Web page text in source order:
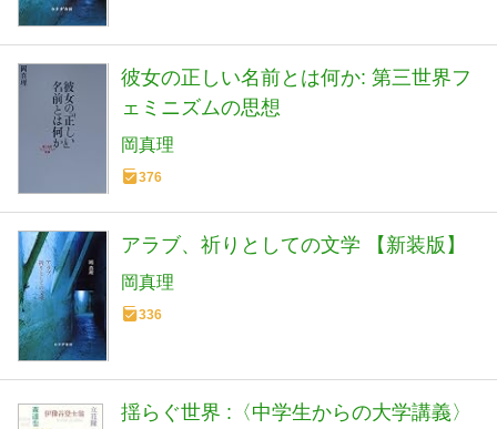
彼女の正しい名前とは何か: 第三世界フ
ェミニズムの思想
岡真理
376
アラブ、祈りとしての文学 【新装版】
岡真理
336
揺らぐ世界 :〈中学生からの大学講義〉